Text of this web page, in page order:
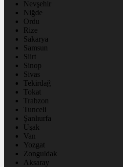
Nevşehir
Niğde
Ordu
Rize
Sakarya
Samsun
Siirt
Sinop
Sivas
Tekirdağ
Tokat
Trabzon
Tunceli
Şanlıurfa
Uşak
Van
Yozgat
Zonguldak
Aksaray